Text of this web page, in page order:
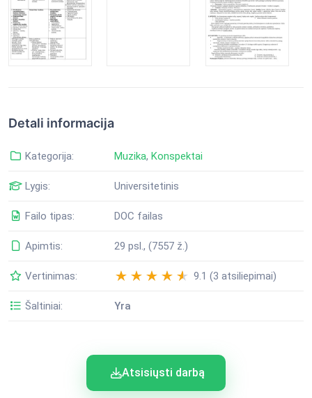
Detali informacija
Kategorija: Muzika, Konspektai
Lygis: Universitetinis
Failo tipas: DOC failas
Apimtis: 29 psl., (7557 ž.)
Vertinimas: 9.1 (3 atsiliepimai)
Šaltiniai: Yra
Atsisiųsti darbą